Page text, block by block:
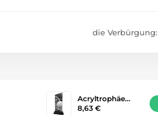
die Verbürgung:
Acryltrophäe…
8,63 €